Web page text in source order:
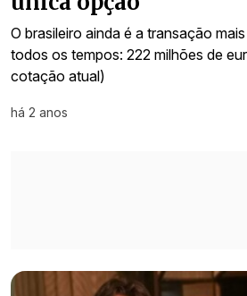
O brasileiro ainda é a transação
todos os tempos: 222 milhões de
cotação atual)
há 2 anos